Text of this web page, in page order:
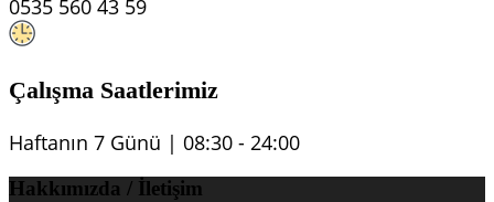
0535 560 43 59
Çalışma Saatlerimiz
Haftanın 7 Günü | 08:30 - 24:00
Hakkımızda / İletişim